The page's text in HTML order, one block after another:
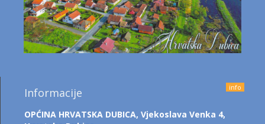
info
Informacije
OPĆINA HRVATSKA DUBICA, Vjekoslava Venka 4,